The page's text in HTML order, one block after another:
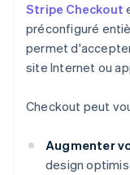
Stripe Checkout
préconfiguré
permet
site Internet ou
Checkout peut
Augmenter
design